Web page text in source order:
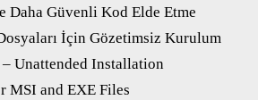
Daha Güvenli Kod Elde Etme
İçin Gözetimsiz Kurulum
Unattended Installation
MSI and EXE Files